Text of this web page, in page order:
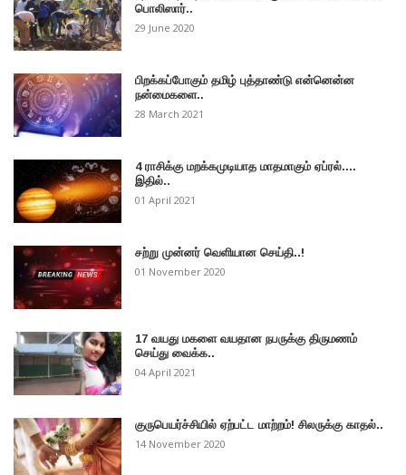
பொலிஸார்..
29 June 2020
பிறக்கப்போகும் தமிழ் புத்தாண்டு என்னென்ன
நன்மைகளை..
28 March 2021
4 ராசிக்கு மறக்கமுடியாத மாதமாகும் ஏப்ரல்....
இதில்..
01 April 2021
சற்று முன்னர் வெளியான செய்தி..!
01 November 2020
17 வயது மகளை வயதான நபருக்கு திருமணம்
செய்து வைக்க..
04 April 2021
குருபெயர்ச்சியில் ஏற்பட்ட மாற்றம்! சிலருக்கு காதல்..
14 November 2020